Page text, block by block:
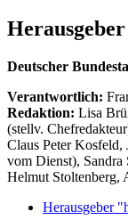
Herausgeber
Deutscher
Verantwortlich:
Redaktion: Lisa
(stellv.
Claus Peter Kosfeld,
vom Dienst),
Helmut Stoltenberg,
Herausgeber